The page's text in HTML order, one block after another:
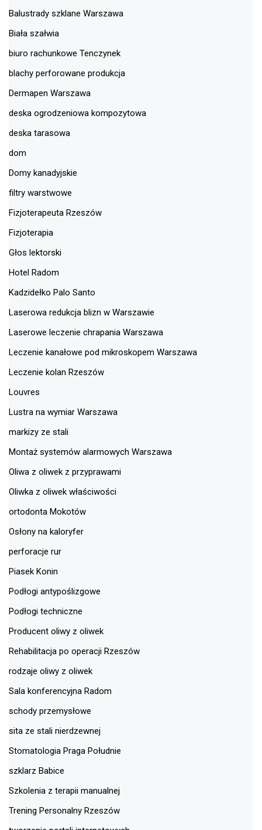
Balustrady szklane Warszawa
Biała szałwia
biuro rachunkowe Tenczynek
blachy perforowane produkcja
Dermapen Warszawa
deska ogrodzeniowa kompozytowa
deska tarasowa
dom
Domy kanadyjskie
filtry warstwowe
Fizjoterapeuta Rzeszów
Fizjoterapia
Głos lektorski
Hotel Radom
Kadzidełko Palo Santo
Laserowa redukcja blizn w Warszawie
Laserowe leczenie chrapania Warszawa
Leczenie kanałowe pod mikroskopem Warszawa
Leczenie kolan Rzeszów
Louvres
Lustra na wymiar Warszawa
markizy ze stali
Montaż systemów alarmowych Warszawa
Oliwa z oliwek z przyprawami
Oliwka z oliwek właściwości
ortodonta Mokotów
Osłony na kaloryfer
perforacje rur
Piasek Konin
Podłogi antypoślizgowe
Podłogi techniczne
Producent oliwy z oliwek
Rehabilitacja po operacji Rzeszów
rodzaje oliwy z oliwek
Sala konferencyjna Radom
schody przemysłowe
sita ze stali nierdzewnej
Stomatologia Praga Południe
szklarz Babice
Szkolenia z terapii manualnej
Trening Personalny Rzeszów